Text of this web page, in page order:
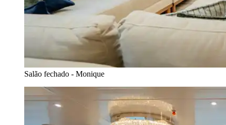
Salão fechado - Monique